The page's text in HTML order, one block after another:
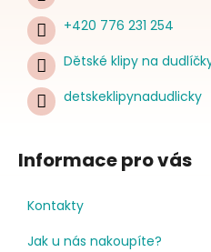
+420 776 231 254
Dětské klipy na
detskeklipynadudlicky
Informace pro vás
Kontakty
Jak u nás nakoupíte?